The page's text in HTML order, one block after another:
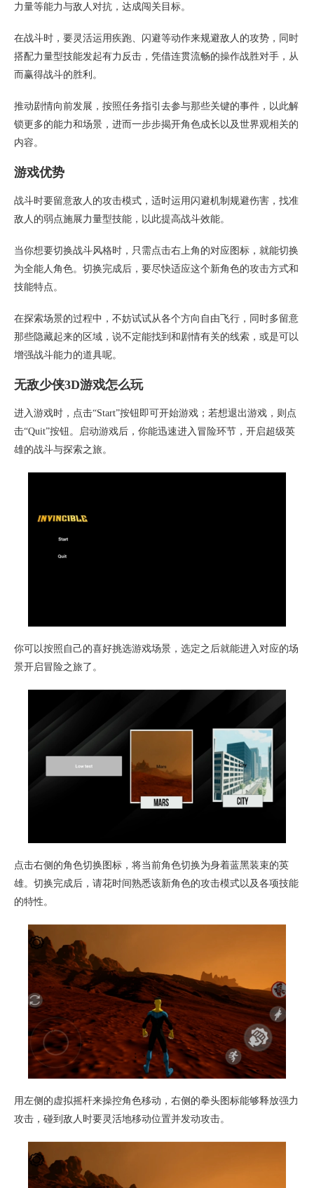
力量等能力与敌人对抗，达成闯关目标。
在战斗时，要灵活运用疾跑、闪避等动作来规避敌人的攻势，同时
搭配力量型技能发起有力反击，凭借连贯流畅的操作战胜对手，从
而赢得战斗的胜利。
推动剧情向前发展，按照任务指引去参与那些关键的事件，以此解
锁更多的能力和场景，进而一步步揭开角色成长以及世界观相关的
内容。
游戏优势
战斗时要留意敌人的攻击模式，适时运用闪避机制规避伤害，找准
敌人的弱点施展力量型技能，以此提高战斗效能。
当你想要切换战斗风格时，只需点击右上角的对应图标，就能切换
为全能人角色。切换完成后，要尽快适应这个新角色的攻击方式和
技能特点。
在探索场景的过程中，不妨试试从各个方向自由飞行，同时多留意
那些隐藏起来的区域，说不定能找到和剧情有关的线索，或是可以
增强战斗能力的道具呢。
无敌少侠3D游戏怎么玩
进入游戏时，点击“Start”按钮即可开始游戏；若想退出游戏，则点
击“Quit”按钮。启动游戏后，你能迅速进入冒险环节，开启超级英
雄的战斗与探索之旅。
你可以按照自己的喜好挑选游戏场景，选定之后就能进入对应的场
景开启冒险之旅了。
点击右侧的角色切换图标，将当前角色切换为身着蓝黑装束的英
雄。切换完成后，请花时间熟悉该新角色的攻击模式以及各项技能
的特性。
用左侧的虚拟摇杆来操控角色移动，右侧的拳头图标能够释放强力
攻击，碰到敌人时要灵活地移动位置并发动攻击。